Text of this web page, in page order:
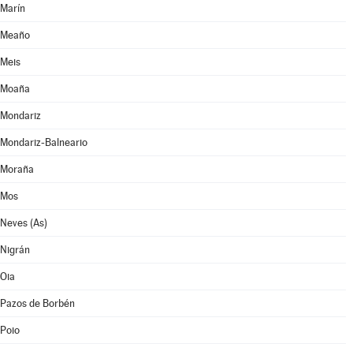
Marín
Meaño
Meis
Moaña
Mondariz
Mondariz-Balneario
Moraña
Mos
Neves (As)
Nigrán
Oia
Pazos de Borbén
Poio